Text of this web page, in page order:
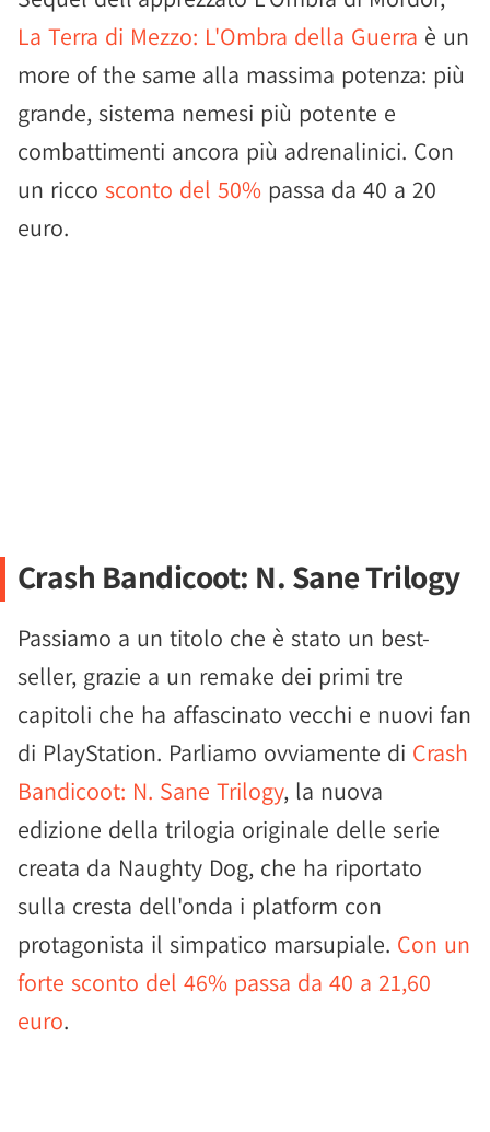
La Terra di Mezzo: L'Ombra della Guerra è un
more of the same alla massima potenza: più
grande, sistema nemesi più potente e
combattimenti ancora più adrenalinici. Con
un ricco sconto del 50% passa da 40 a 20
euro.
Crash Bandicoot: N. Sane Trilogy
Passiamo a un titolo che è stato un best-
seller, grazie a un remake dei primi tre
capitoli che ha affascinato vecchi e nuovi fan
di PlayStation. Parliamo ovviamente di Crash
Bandicoot: N. Sane Trilogy, la nuova
edizione della trilogia originale delle serie
creata da Naughty Dog, che ha riportato
sulla cresta dell'onda i platform con
protagonista il simpatico marsupiale. Con un
forte sconto del 46% passa da 40 a 21,60
euro.